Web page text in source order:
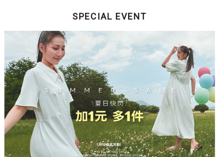
SPECIAL EVENT